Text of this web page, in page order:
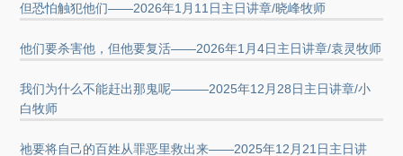
但恐怕触犯他们——2026年1月11日主日讲章/晓峰牧师
他们要杀害他，但他要复活——2026年1月4日主日讲章/袁灵牧师
我们为什么不能赶出那鬼呢———2025年12月28日主日讲章/小
白牧师
祂要将自己的百姓从罪恶里救出来——2025年12月21日主日讲